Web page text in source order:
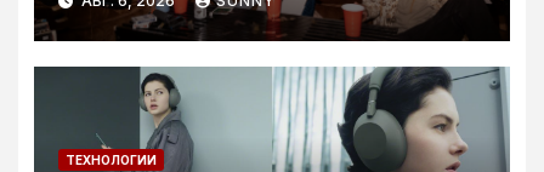
ТЕХНОЛОГИИ